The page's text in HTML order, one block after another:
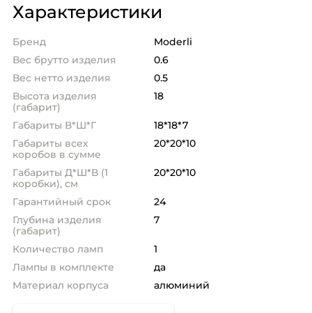
Характеристики
Бренд
Moderli
Вес брутто изделия
0.6
Вес нетто изделия
0.5
Высота изделия
(габарит)
18
Габариты В*Ш*Г
18*18*7
Габариты всех
коробов в сумме
20*20*10
Габариты Д*Ш*В (1
коробки), см
20*20*10
Гарантийный срок
24
Глубина изделия
(габарит)
7
Количество ламп
1
Лампы в комплекте
да
Материал корпуса
алюминий